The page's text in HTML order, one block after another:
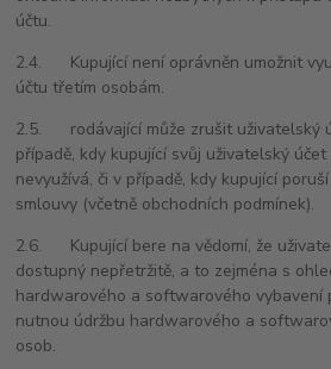
účtu.
2.4. Kupující není oprávněn umožnit
účtu třetím osobám.
2.5. rodávající může zrušit uživatelský
případě, kdy kupující svůj uživatelský
nevyužívá, či v případě, kdy kupující
smlouvy (včetně obchodních podmínek).
2.6. Kupující bere na vědomí, že
dostupný nepřetržitě, a to zejména s
hardwarového a softwarového vybavení
nutnou údržbu hardwarového a
osob.